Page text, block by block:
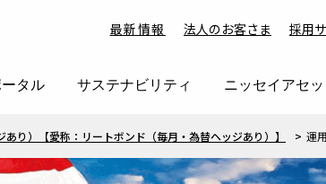
最新情報 法人のお客さま 採用
タル サステナビリティ ニッセイアセ
り）【愛称：リートボンド（毎月・為替ヘッジあり）】 運